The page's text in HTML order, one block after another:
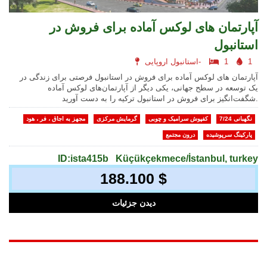
آپارتمان های لوکس آماده برای فروش در
استانبول
استانبول اروپایی- 1
1
آپارتمان های لوکس آماده برای فروش در استانبول فرصتی برای زندگی در
یک توسعه در سطح جهانی، یکی دیگر از آپارتمان‌های لوکس آماده
شگفت‌انگیز برای فروش در استانبول ترکیه را به دست آورید.
مجهز به اجاق ، فر ، هود گرمایش مرکزی کفپوش سرامیک و چوبی نگهبانی 7/24
درون مجتمع پارکینگ سرپوشیده
ID:ista415b Küçükçekmece/İstanbul, turkey
188.100 $
دیدن جزئیات